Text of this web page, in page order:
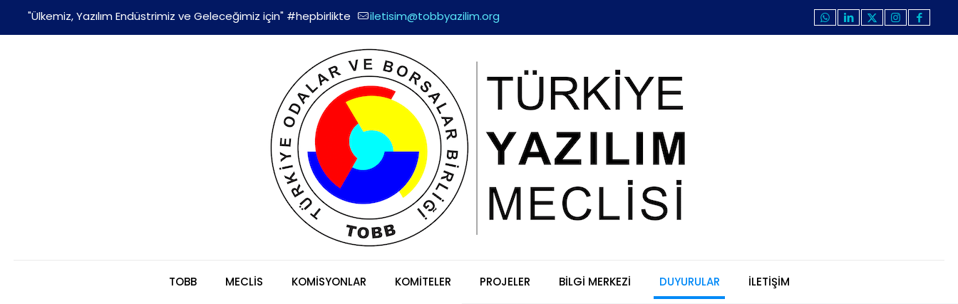
"Ülkemiz, Yazılım Endüstrimiz ve Geleceğimiz için" #hepbirlikte iletisim@tobbyazilim.org
TOBB MECLİS KOMİSYONLAR KOMİTELER PROJELER BİLGİ MERKEZİ DUYURULAR İLETİŞİM